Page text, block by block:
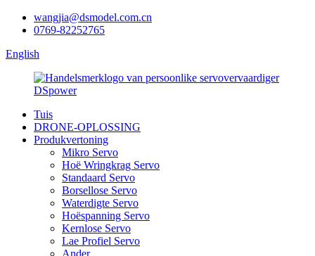
wangjia@dsmodel.com.cn
0769-82252765
English
Tuis
DRONE-OPLOSSING
Produkvertoning
Mikro Servo
Hoë Wringkrag Servo
Standaard Servo
Borsellose Servo
Waterdigte Servo
Hoëspanning Servo
Kernlose Servo
Lae Profiel Servo
Ander